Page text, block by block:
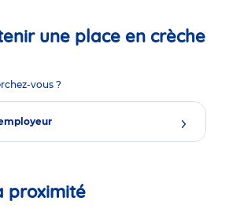
une place en crèche
vous ?
proximité